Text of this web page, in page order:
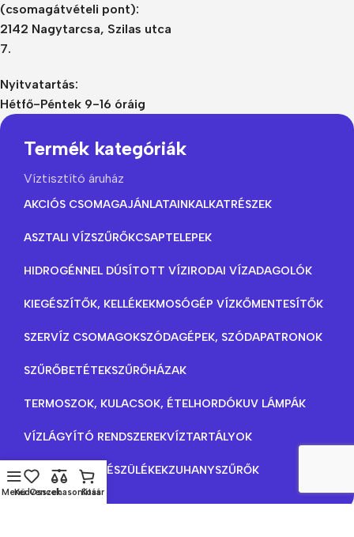
(csomagátvételi pont):
2142 Nagytarcsa, Szilas utca
7.
Nyitvatartás:
Hétfő-Péntek 9-16 óráig
Termék kategóriák
Víztisztító áruház
AKCIÓS CSOMAGAJÁNLATAINKALKATRÉSZEK
ASZTALI VÍZSZŰRŐKCSAPTELEPEK
HIDROGÉNNEL DÚSÍTOTT VÍZIRODAI VÍZADAGOLÓK
KIEGÉSZÍTŐK, KELLÉKEKMOSÓGÉP VÍZKŐMENTESÍTŐK
SZERVÍZ CSOMAGOKSZÓDAGÉPEK, SZÓDAPATRONOK
SZŰRŐBETÉTEKSZŰRŐHÁZAK
TERMOSZOK, KULACSOK, ÉTELHORDÓKUV LÁMPÁK
VÍZLÁGYÍTÓ RENDSZEREKVÍZTARTÁLYOK
VÍZTISZTÍTÓ KÉSZÜLÉKEKZUHANYSZŰRŐK
MenüKedvencek
Összehasonlítás
Kosár